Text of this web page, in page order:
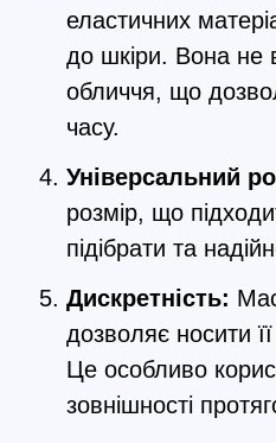
еластичних
до шкіри. Вона не
обличчя, що
часу.
Універсальний
розмір, що
підібрати та
Дискретність:
дозволяє носити
Це особливо
зовнішності